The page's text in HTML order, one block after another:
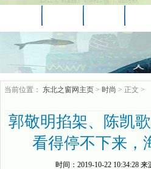
企业 游戏
当前位置： 东北之窗网主页 > 时尚 > 正文 >
郭敬明掐架、陈凯
看得停不下来，
时间： 2019-10-22 10:34:28来